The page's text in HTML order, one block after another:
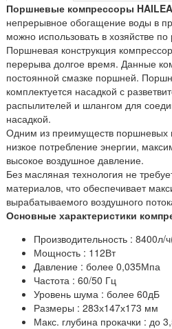
Поршневые компрессоры HAILEA
непрерывное обогащение воды в
можно использовать в хозяйстве
Поршневая конструкция
перерыва долгое время. Данные
постоянной смазке поршней.
комплектуется насадкой с
распылителей и шлангом для
насадкой.
Одним из преимуществ поршневых
низкое потребление энергии,
высокое воздушное давление.
Без масляная технология не
материалов, что обеспечивает
вырабатываемого воздушного
Основные характеристики
Производительность : 8400л/
Мощность : 112Вт
Давление : более 0,035Мпа
Частота : 60/50 Гц
Уровень шума : более 60дБ
Размеры : 283х147х173 мм
Макс. глубина прокачки : до